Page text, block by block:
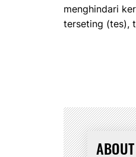
menghindari
terseting (tes),